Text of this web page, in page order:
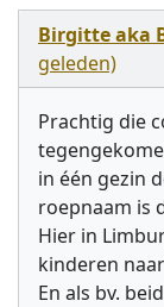
Birgitte aka
geleden)
Prachtig die
in één gezin
roepnaam is
Hier in
kinderen
En als bv.